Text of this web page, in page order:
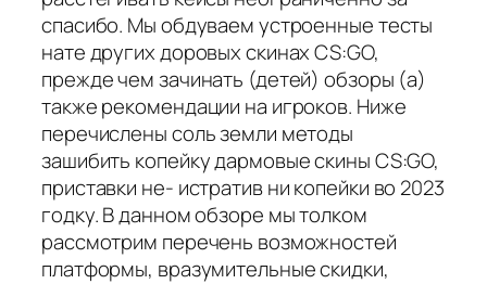
спасибо. Мы обдуваем устроенные тесты
нате других доровых скинах CS:GO,
прежде чем зачинать (детей) обзоры (а)
также рекомендации на игроков. Ниже
перечислены соль земли методы
зашибить копейку дармовые скины CS:GO,
приставки не- истратив ни копейки во 2023
годку. В данном обзоре мы толком
рассмотрим перечень возможностей
платформы, вразумительные скидки,